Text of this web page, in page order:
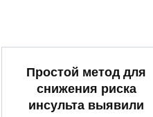
Простой метод для
снижения риска
инсульта выявили